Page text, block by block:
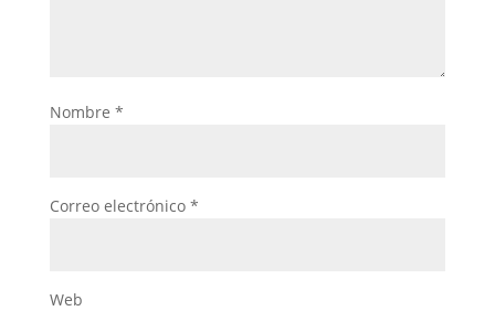
Nombre *
Correo electrónico *
Web